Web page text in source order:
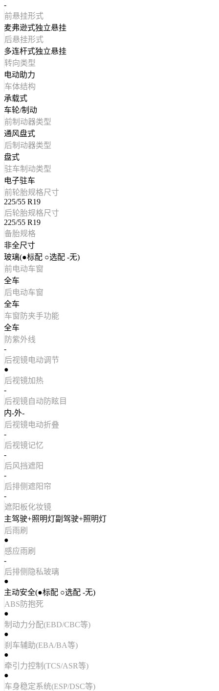
-
前悬挂形式
麦弗逊式独立悬挂
后悬挂形式
多连杆式独立悬挂
转向类型
电动助力
车体结构
承载式
车轮/制动
前制动器类型
通风盘式
后制动器类型
盘式
驻车制动类型
电子驻车
前轮胎规格尺寸
225/55 R19
后轮胎规格尺寸
225/55 R19
备胎规格
非全尺寸
玻璃(●标配 ○选配 -无)
前电动车窗
全车
后电动车窗
全车
车窗防夹手功能
全车
防紫外线
-
后视镜电动调节
●
后视镜加热
-
后视镜自动防眩目
内-外-
后视镜电动折叠
-
后视镜记忆
-
后风挡遮阳
-
后排侧遮阳帘
-
遮阳板化妆镜
主驾驶+照明灯副驾驶+照明灯
后雨刷
●
感应雨刷
-
后排侧隐私玻璃
●
主动安全(●标配 ○选配 -无)
ABS防抱死
●
制动力分配(EBD/CBC等)
●
刹车辅助(EBA/BA等)
●
牵引力控制(TCS/ASR等)
●
车身稳定系统(ESP/DSC等)